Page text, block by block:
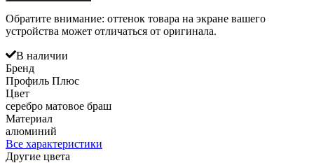
Обратите внимание: оттенок товара на экране вашего
устройства может отличаться от оригинала.
В наличии
Бренд
Профиль Плюс
Цвет
серебро матовое браш
Материал
алюминий
Все характеристики
Другие цвета